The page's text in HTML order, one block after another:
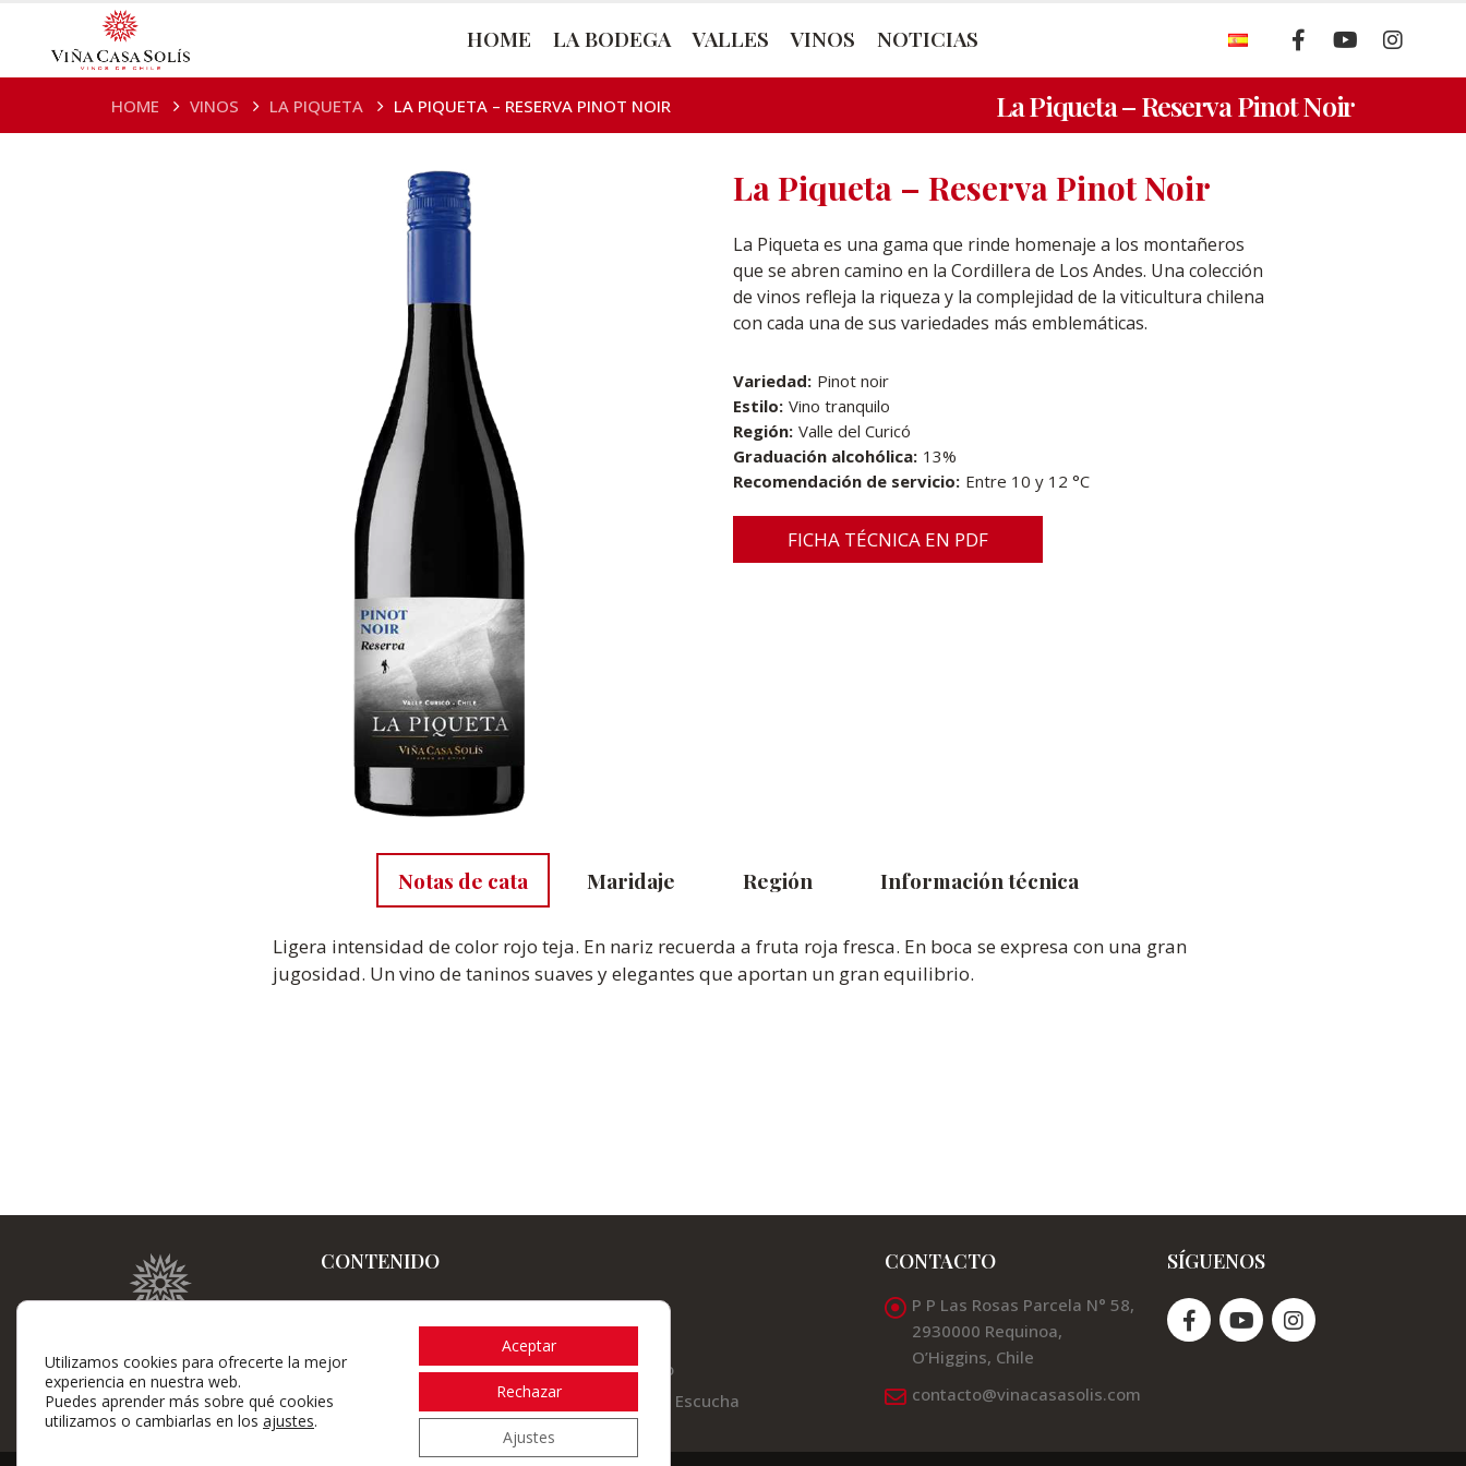
HOME LA BODEGA VALLES VINOS NOTICIAS
HOME VINOS LA PIQUETA LA PIQUETA – RESERVA PINOT NOIR La Piqueta – Reserva Pinot Noir
La Piqueta – Reserva Pinot Noir
La Piqueta es una gama que rinde homenaje a los montañeros
que se abren camino en la Cordillera de Los Andes. Una colección
de vinos refleja la riqueza y la complejidad de la viticultura chilena
con cada una de sus variedades más emblemáticas.
Variedad: Pinot noir
Estilo: Vino tranquilo
Región: Valle del Curicó
Graduación alcohólica: 13%
Recomendación de servicio: Entre 10 y 12 °C
FICHA TÉCNICA EN PDF
Notas de cata Maridaje Región Información técnica
Ligera intensidad de color rojo teja. En nariz recuerda a fruta roja fresca. En boca se expresa con una gran
jugosidad. Un vino de taninos suaves y elegantes que aportan un gran equilibrio.
CONTENIDO
Home
La Bodega
Gama de vinos
Valles
Contacto
Canal de Escucha
CONTACTO
P P Las Rosas Parcela N° 58,
2930000 Requinoa,
O’Higgins, Chile
contacto@vinacasasolis.com
SÍGUENOS
Utilizamos cookies para ofrecerte la mejor
experiencia en nuestra web.
Puedes aprender más sobre qué cookies
utilizamos o cambiarlas en los ajustes.
Aceptar
Rechazar
Ajustes